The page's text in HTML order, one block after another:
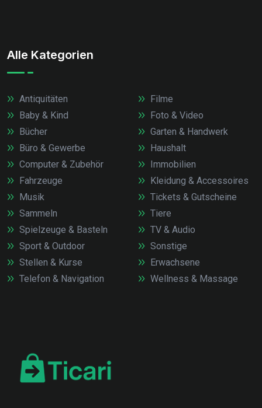
Alle Kategorien
Antiquitäten
Baby & Kind
Bücher
Büro & Gewerbe
Computer & Zubehör
Fahrzeuge
Filme
Foto & Video
Garten & Handwerk
Haushalt
Immobilien
Kleidung & Accessoires
Musik
Sammeln
Spielzeuge & Basteln
Sport & Outdoor
Stellen & Kurse
Telefon & Navigation
Tickets & Gutscheine
Tiere
TV & Audio
Sonstige
Erwachsene
Wellness & Massage